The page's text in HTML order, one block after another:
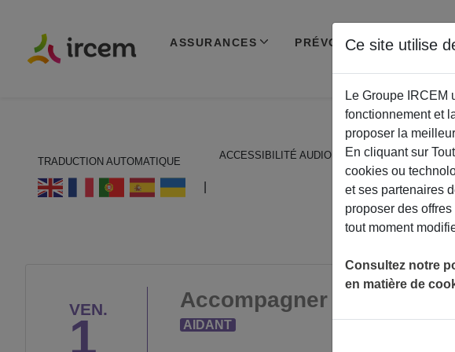
ASSURANCES PRÉVOYANCE
TRADUCTION AUTOMATIQUE
ACCESSIBILITÉ AUDIO
VEN.
1
Accompagner la fin de vie
AIDANT
Ce site utilise
Le Groupe IRCEM
fonctionnement et
proposer la
En cliquant sur
cookies ou
et ses partenaires
proposer des
tout moment
Consultez notre
en matière de